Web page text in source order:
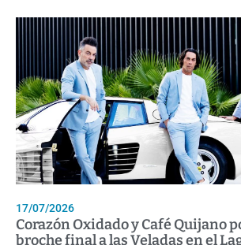
17/07/2026
Corazón Oxidado y Café Quijano
broche final a las Veladas en el